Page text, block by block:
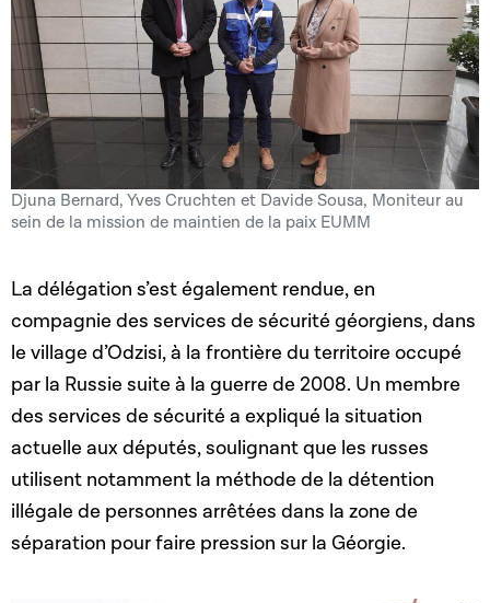
Djuna Bernard, Yves Cruchten et Davide Sousa, Moniteur au
sein de la mission de maintien de la paix EUMM
La délégation s’est également rendue, en
compagnie des services de sécurité géorgiens, dans
le village d’Odzisi, à la frontière du territoire occupé
par la Russie suite à la guerre de 2008. Un membre
des services de sécurité a expliqué la situation
actuelle aux députés, soulignant que les russes
utilisent notamment la méthode de la détention
illégale de personnes arrêtées dans la zone de
séparation pour faire pression sur la Géorgie.